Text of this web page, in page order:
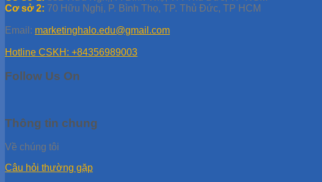
Cơ sở 2: 70 Hữu Nghị, P. Bình Thọ, TP. Thủ Đức, TP HCM
Email: marketinghalo.edu@gmail.com
Hotline CSKH: +84356989003
Follow Us On
Thông tin chung
Về chúng tôi
Câu hỏi thường gặp